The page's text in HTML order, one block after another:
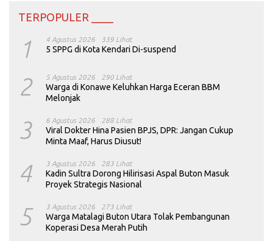
TERPOPULER ____
1 4 Agustus 2026 339 Lihat
5 SPPG di Kota Kendari Di-suspend
2 5 Agustus 2026 290 Lihat
Warga di Konawe Keluhkan Harga Eceran BBM
Melonjak
3 6 Agustus 2026 288 Lihat
Viral Dokter Hina Pasien BPJS, DPR: Jangan Cukup
Minta Maaf, Harus Diusut!
4 3 Agustus 2026 283 Lihat
Kadin Sultra Dorong Hilirisasi Aspal Buton Masuk
Proyek Strategis Nasional
5 3 Agustus 2026 273 Lihat
Warga Matalagi Buton Utara Tolak Pembangunan
Koperasi Desa Merah Putih